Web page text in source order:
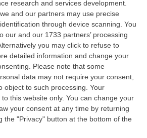
research and services development.
and our partners may use precise
through device scanning. You
our and our 1733 partners’ processing
you may click to refuse to
detailed information and change your
Please note that some
data may not require your consent,
object to such processing. Your
this website only. You can change your
your consent at any time by returning
the "Privacy" button at the bottom of the
E Lavoro Sono Le Sfide Del
rispondere positivamente alla raccolta firme
gli obiettivi che la animano mettono al…
La Sentenza: «Chi Ha Aiutato L’Italia
Della Solidarietà Sociale»
2026, la seconda sezione giurisdizionale
dei Conti, il 06 agosto 2026 ha messo l…